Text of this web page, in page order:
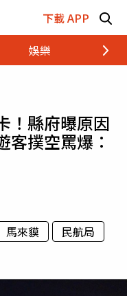
下載 APP
娛樂 財經
！縣府曝原因
撲空罵爆：
馬來貘
民航局